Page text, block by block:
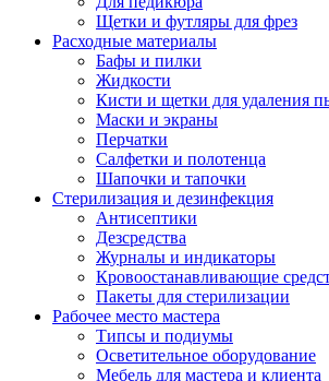
Щетки и футляры для фрез
Расходные материалы
Бафы и пилки
Жидкости
Кисти и щетки для удаления
Маски и экраны
Перчатки
Салфетки и полотенца
Шапочки и тапочки
Стерилизация и дезинфекция
Антисептики
Дезсредства
Журналы и индикаторы
Кровоостанавливающие
Пакеты для стерилизации
Рабочее место мастера
Типсы и подиумы
Осветительное оборудование
Мебель для мастера и клиента